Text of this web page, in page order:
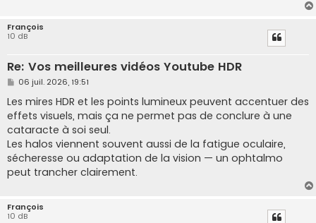
François
10 dB
Re: Vos meilleures vidéos Youtube HDR
M
s
s
a
g
e
06 juil. 2026, 19:51
Les mires HDR et les points lumineux peuvent accentuer des
effets visuels, mais ça ne permet pas de conclure à une
cataracte à soi seul.
Les halos viennent souvent aussi de la fatigue oculaire,
sécheresse ou adaptation de la vision — un ophtalmo
peut trancher clairement.
François
10 dB